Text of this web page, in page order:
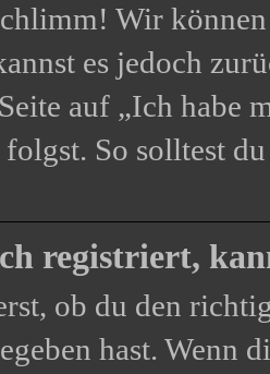
Wir
es jedoch
auf „Ich habe
So solltest
registriert,
ob du den
hast. Wenn